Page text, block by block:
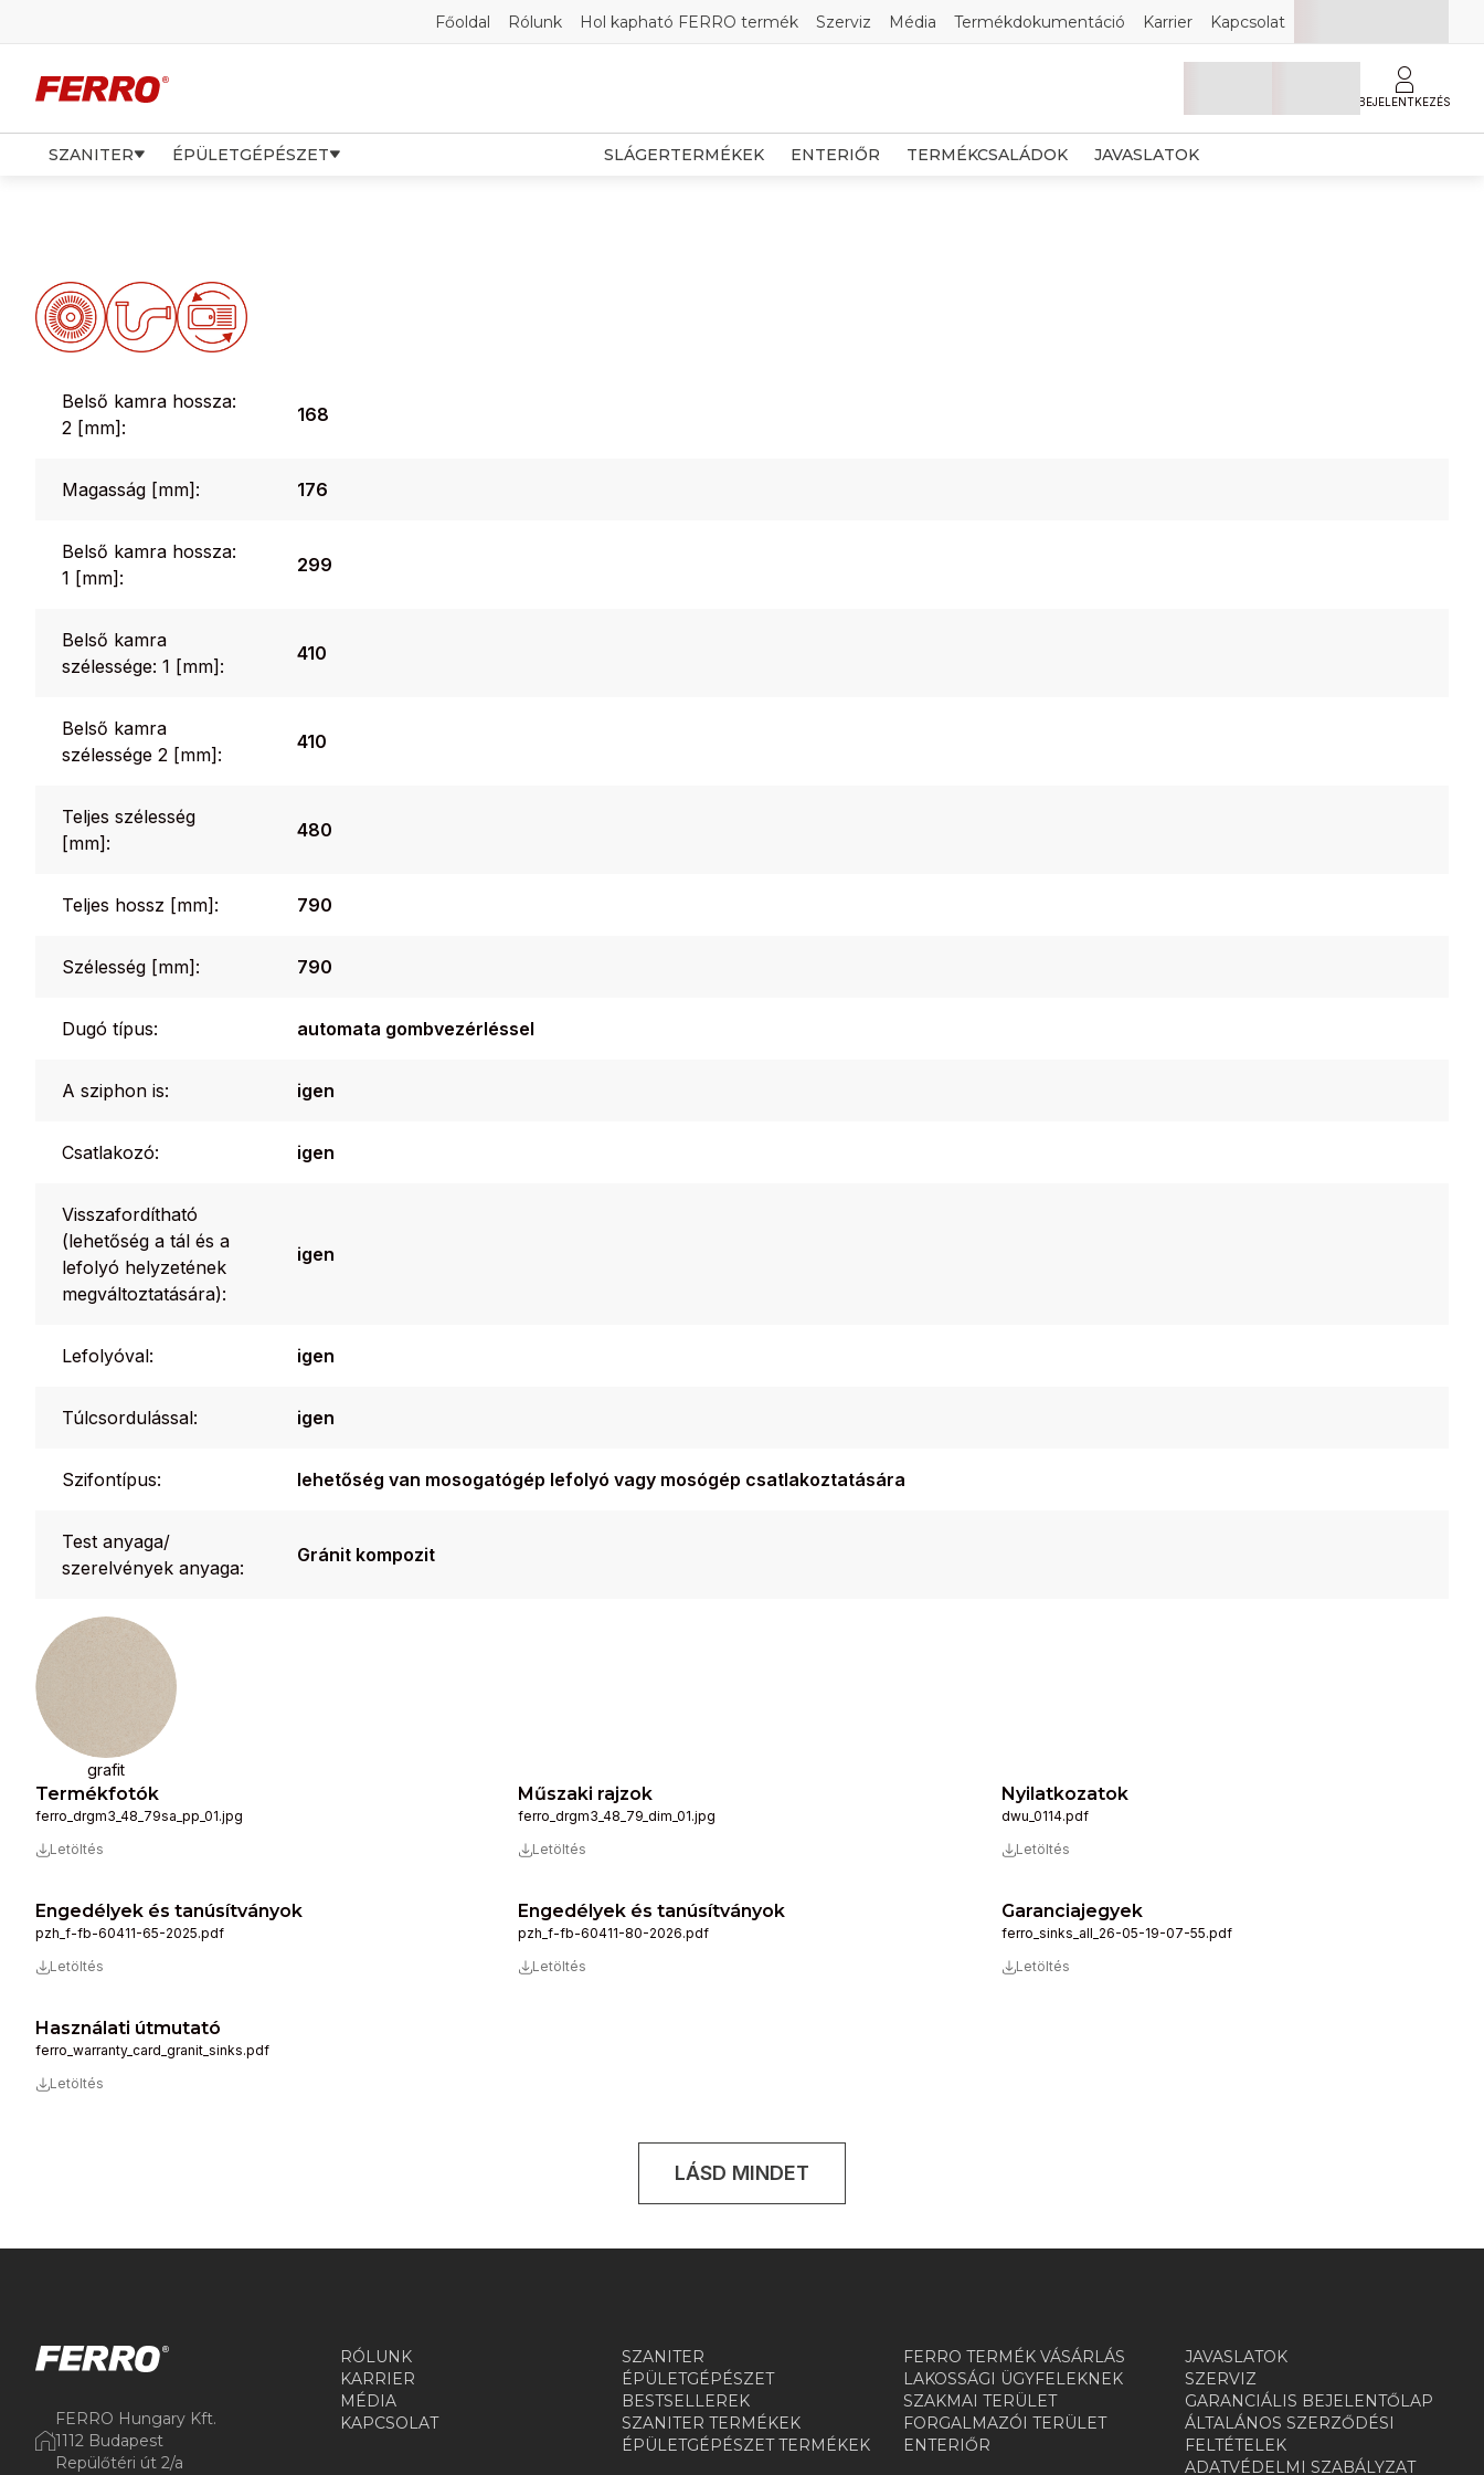
Főoldal Rólunk Hol kapható FERRO termék Szerviz Média Termékdokumentáció Karrier Kapcsolat
BEJELENTKEZÉS
SZANITER ÉPÜLETGÉPÉSZET SLÁGERTERMÉKEK ENTERIŐR TERMÉKCSALÁDOK JAVASLATOK
Belső kamra hossza:
2 [mm]:
168
Magasság [mm]: 176
Belső kamra hossza:
1 [mm]:
299
Belső kamra
szélessége: 1 [mm]:
410
Belső kamra
szélessége 2 [mm]:
410
Teljes szélesség
[mm]:
480
Teljes hossz [mm]: 790
Szélesség [mm]: 790
Dugó típus: automata gombvezérléssel
A sziphon is: igen
Csatlakozó: igen
Visszafordítható
(lehetőség a tál és a
lefolyó helyzetének
megváltoztatására):
igen
Lefolyóval: igen
Túlcsordulással: igen
Szifontípus: lehetőség van mosogatógép lefolyó vagy mosógép csatlakoztatására
Test anyaga/
szerelvények anyaga:
Gránit kompozit
grafit
Termékfotók
ferro_drgm3_48_79sa_pp_01.jpg
Letöltés
Műszaki rajzok
ferro_drgm3_48_79_dim_01.jpg
Letöltés
Nyilatkozatok
dwu_0114.pdf
Letöltés
Engedélyek és tanúsítványok
pzh_f-fb-60411-65-2025.pdf
Letöltés
Engedélyek és tanúsítványok
pzh_f-fb-60411-80-2026.pdf
Letöltés
Garanciajegyek
ferro_sinks_all_26-05-19-07-55.pdf
Letöltés
Használati útmutató
ferro_warranty_card_granit_sinks.pdf
Letöltés
LÁSD MINDET
FERRO Hungary Kft.
1112 Budapest
Repülőtéri út 2/a
RÓLUNK
KARRIER
MÉDIA
KAPCSOLAT
SZANITER
ÉPÜLETGÉPÉSZET
BESTSELLEREK
SZANITER TERMÉKEK
ÉPÜLETGÉPÉSZET TERMÉKEK
FERRO TERMÉK VÁSÁRLÁS
LAKOSSÁGI ÜGYFELEKNEK
SZAKMAI TERÜLET
FORGALMAZÓI TERÜLET
ENTERIŐR
JAVASLATOK
SZERVIZ
GARANCIÁLIS BEJELENTŐLAP
ÁLTALÁNOS SZERZŐDÉSI
FELTÉTELEK
ADATVÉDELMI SZABÁLYZAT